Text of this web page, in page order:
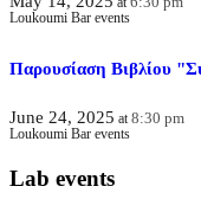
Loukoumi Bar events
Παρουσίαση Βιβλίου
June 24, 2025 at 8:30 pm
Loukoumi Bar events
Lab events